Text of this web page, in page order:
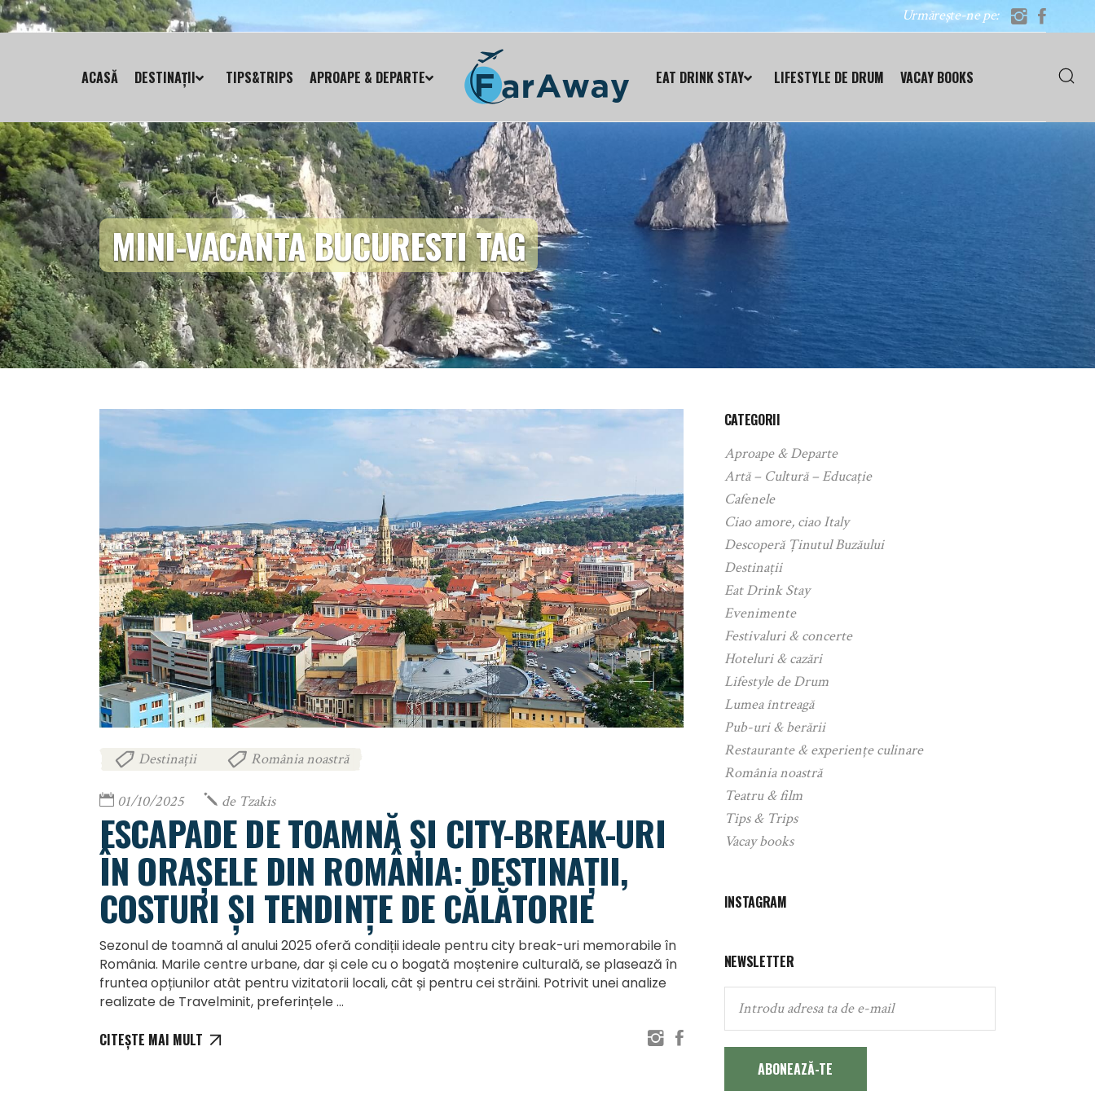
Urmărește-ne pe:
ACASĂ DESTINAȚII TIPS&TRIPS APROAPE & DEPARTE EAT DRINK STAY LIFESTYLE DE DRUM VACAY BOOKS
MINI-VACANTA BUCURESTI TAG
Destinații România noastră
01/10/2025 de Tzakis
ESCAPADE DE TOAMNĂ ȘI CITY-BREAK-URI
ÎN ORAȘELE DIN ROMÂNIA: DESTINAȚII,
COSTURI ȘI TENDINȚE DE CĂLĂTORIE
Sezonul de toamnă al anului 2025 oferă condiții ideale pentru city break-uri memorabile în
România. Marile centre urbane, dar și cele cu o bogată moștenire culturală, se plasează în
fruntea opțiunilor atât pentru vizitatorii locali, cât și pentru cei străini. Potrivit unei analize
realizate de Travelminit, preferințele
CITEȘTE MAI MULT
CATEGORII
Aproape & Departe
Artă – Cultură – Educație
Cafenele
Ciao amore, ciao Italy
Descoperă Ținutul Buzăului
Destinații
Eat Drink Stay
Evenimente
Festivaluri & concerte
Hoteluri & cazări
Lifestyle de Drum
Lumea întreagă
Pub-uri & berării
Restaurante & experiențe culinare
România noastră
Teatru & film
Tips & Trips
Vacay books
INSTAGRAM
NEWSLETTER
ABONEAZĂ-TE